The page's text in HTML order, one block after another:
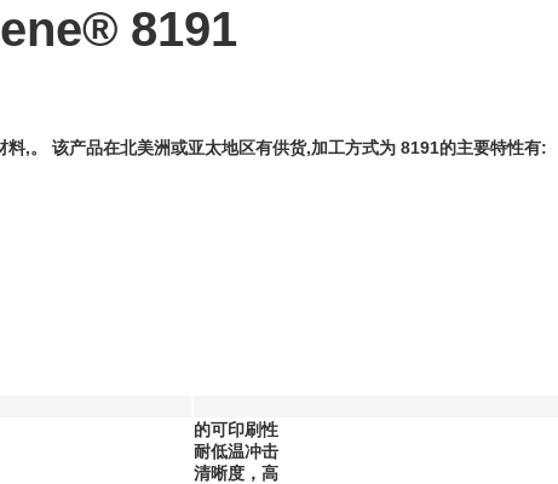
8191
料,。 该产品在北美洲或亚太地区有供货,加工方式为 8191的主要特性有:
的可印刷性
耐低温冲击
清晰度，高